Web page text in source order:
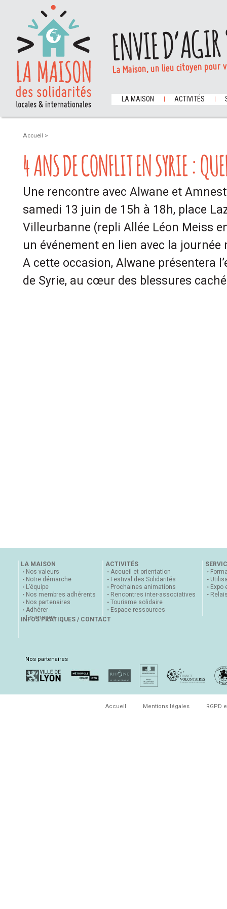
ENVIE
La Maison, un lieu citoyen
LA MAISON ACTIVITÉS
Accueil >
4 ANS DE CONFLIT EN SYRIE :
Une rencontre avec Alwane et
samedi 13 juin de 15h à 18h, place
Villeurbanne (repli Allée Léon Meiss
un événement en lien avec la
A cette occasion, Alwane présentera
de Syrie, au cœur des blessures
LA MAISON
Nos valeurs
Notre démarche
L’équipe
Nos membres adhérents
Nos partenaires
Adhérer
En images
ACTIVITÉS
Accueil et orientation
Festival des Solidarités
Prochaines animations
Rencontres inter-associatives
Tourisme solidaire
Espace ressources
Expo
INFOS PRATIQUES / CONTACT
Nos partenaires
Accueil Mentions légales RGPD